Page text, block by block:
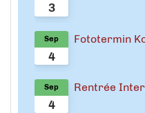
3
4
Sep Fototermin
4
Sep Rentrée